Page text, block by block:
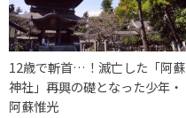
12歳で斬首…！滅亡した「阿蘇
神社」再興の礎となった少年・
阿蘇惟光